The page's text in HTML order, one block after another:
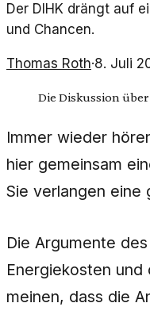
Der DIHK drängt auf
und Chancen.
Thomas Roth·8. Juli
Die Diskussion
Immer wieder
hier gemeinsam
Sie verlangen eine
Die Argumente
Energiekosten
meinen, dass die